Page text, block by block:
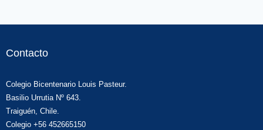
Contacto
Colegio Bicentenario Louis Pasteur.
Basilio Urrutia Nº 643.
Traiguén, Chile.
Colegio +56 452665150